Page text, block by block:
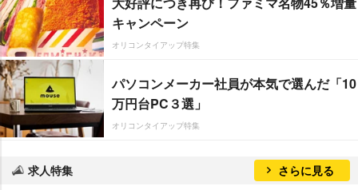
キャンペーン
オリコンタイアップ特集
パソコンメーカー社員が本気で選んだ「10
万円台PC３選」
オリコンタイアップ特集
求人特集 さらに見る